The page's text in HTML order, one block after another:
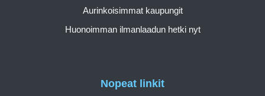
Nopeat linkit
Aurinkoisimmat kaupungit
Huonoimman ilmanlaadun hetki nyt